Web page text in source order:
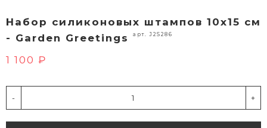
Набор силиконовых штампов 10х15 см
- Garden Greetings
арт. J2S286
1 100 ₽
- +